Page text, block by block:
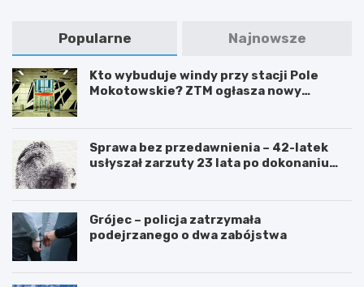
Popularne Najnowsze
Kto wybuduje windy przy stacji Pole
Mokotowskie? ZTM ogłasza nowy
Sprawa bez przedawnienia – 42-latek
usłyszał zarzuty 23 lata po dokonaniu
Grójec – policja zatrzymała
podejrzanego o dwa zabójstwa